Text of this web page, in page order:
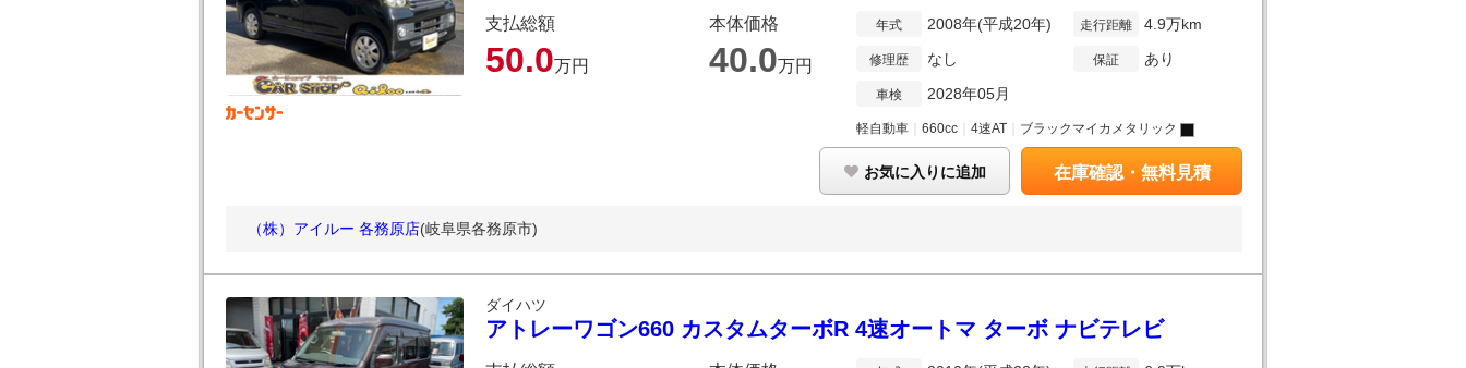
支払総額
50.0万円
本体価格
40.0万円
年式 2008年(平成20年)
修理歴 なし
車検 2028年05月
走行距離 4.9万km
保証 あり
軽自動車 660cc 4速AT ブラックマイカメタリック
お気に入りに追加 在庫確認・無料見積
（株）アイルー 各務原店(岐阜県各務原市)
ダイハツ
アトレーワゴン660 カスタムターボR 4速オートマ ターボ ナビテレビ